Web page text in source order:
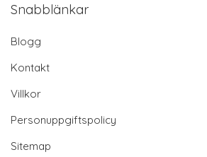
Snabblänkar
Blogg
Kontakt
Villkor
Personuppgiftspolicy
Sitemap